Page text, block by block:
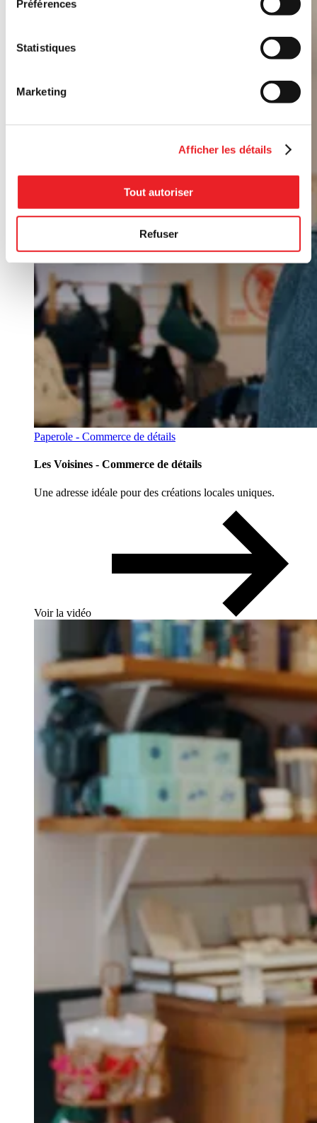
Préférences
Statistiques
Marketing
Afficher les détails
Tout autoriser
Refuser
Paperole - Commerce de détails
Les Voisines - Commerce de détails
Une adresse idéale pour des créations locales uniques.
Voir la vidéo